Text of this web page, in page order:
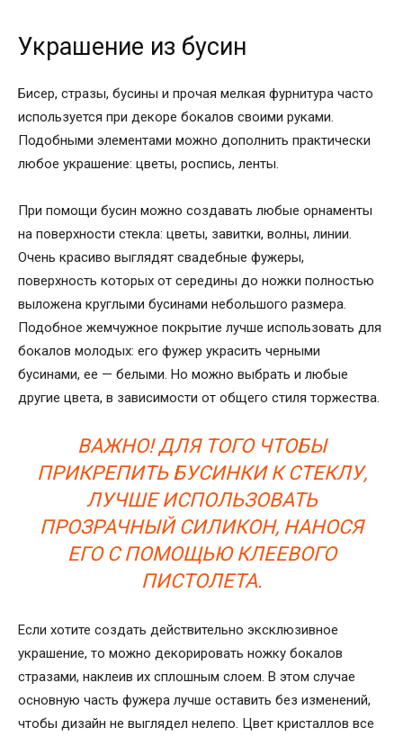
Украшение из бусин
Бисер, стразы, бусины и прочая мелкая фурнитура часто
используется при декоре бокалов своими руками.
Подобными элементами можно дополнить практически
любое украшение: цветы, роспись, ленты.
При помощи бусин можно создавать любые орнаменты
на поверхности стекла: цветы, завитки, волны, линии.
Очень красиво выглядят свадебные фужеры,
поверхность которых от середины до ножки полностью
выложена круглыми бусинами небольшого размера.
Подобное жемчужное покрытие лучше использовать для
бокалов молодых: его фужер украсить черными
бусинами, ее — белыми. Но можно выбрать и любые
другие цвета, в зависимости от общего стиля торжества.
ВАЖНО! ДЛЯ ТОГО ЧТОБЫ
ПРИКРЕПИТЬ БУСИНКИ К СТЕКЛУ,
ЛУЧШЕ ИСПОЛЬЗОВАТЬ
ПРОЗРАЧНЫЙ СИЛИКОН, НАНОСЯ
ЕГО С ПОМОЩЬЮ КЛЕЕВОГО
ПИСТОЛЕТА.
Если хотите создать действительно эксклюзивное
украшение, то можно декорировать ножку бокалов
стразами, наклеив их сплошным слоем. В этом случае
основную часть фужера лучше оставить без изменений,
чтобы дизайн не выглядел нелепо. Цвет кристаллов все